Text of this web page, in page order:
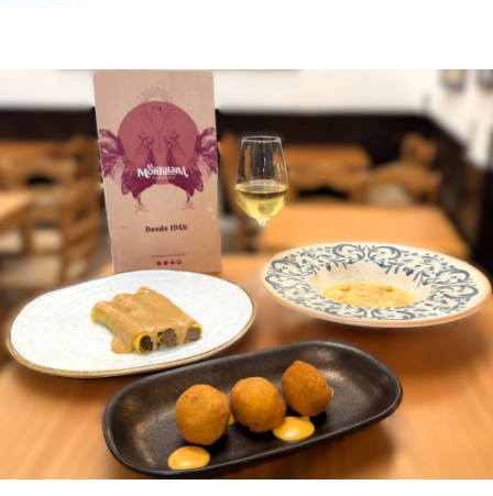
COCINANDO
EN
PUENTE
GENIL